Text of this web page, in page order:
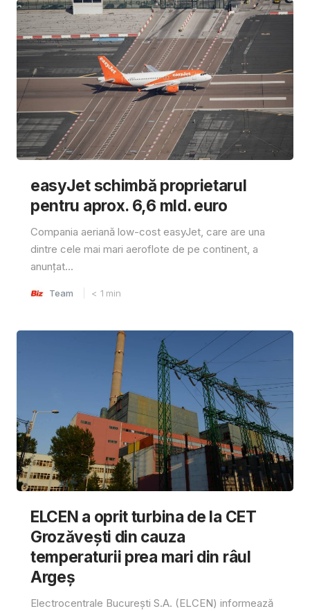
easyJet schimbă proprietarul
pentru aprox. 6,6 mld. euro
Compania aeriană low-cost easyJet, care are una
dintre cele mai mari aeroflote de pe continent, a
anunțat...
Team < 1 min
ELCEN a oprit turbina de la CET
Grozăvești din cauza
temperaturii prea mari din râul
Argeș
Electrocentrale București S.A. (ELCEN) informează